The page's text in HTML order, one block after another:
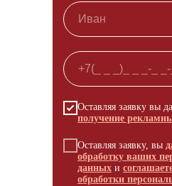
Оставляя заявку вы
получение
Оставляя заявку, вы
обработку ваших
данных и
обработки